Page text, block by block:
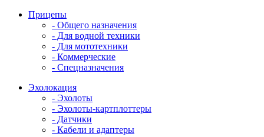
Прицепы
- Общего назначения
- Для водной техники
- Для мототехники
- Коммерческие
- Спецназначения
Эхолокация
- Эхолоты
- Эхолоты-картплоттеры
- Датчики
- Кабели и адаптеры